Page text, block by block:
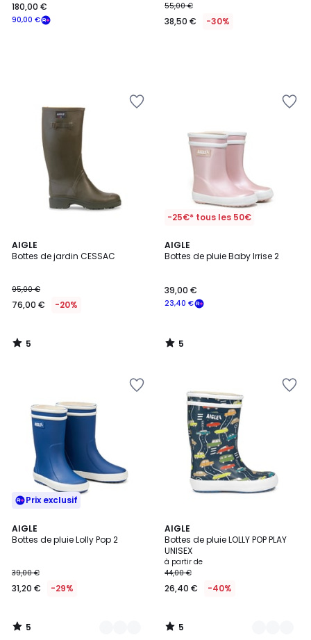
90,00 €
180,00 € 55,00 €
38,50 € -30%
AIGLE
Bottes de jardin CESSAC
95,00 €
76,00 € -20%
5
/
5
/
-25€* tous les 50€
AIGLE
Bottes de pluie Baby Irrise 2
23,40 €
39,00 €
5
/
5
/
Prix exclusif
AIGLE
Bottes de pluie Lolly Pop 2
39,00 €
31,20 € -29%
5
/
2
Couleurs
5
/
AIGLE
Bottes de pluie LOLLY POP PLAY
UNISEX
à partir de
44,00 €
26,40 € -40%
5
/
5
4
Couleurs
5
/